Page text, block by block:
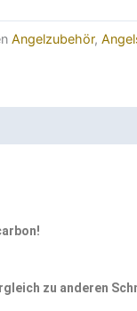
Angelzubehör,
zu anderen